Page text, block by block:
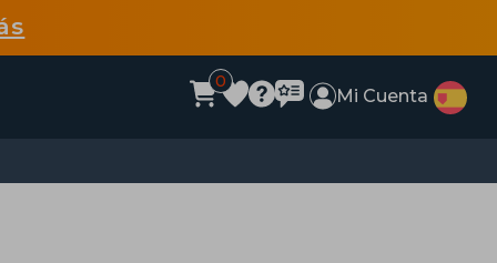
0
Mi Cuenta